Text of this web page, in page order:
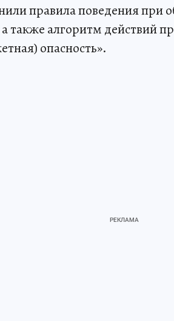
правила поведения при
также алгоритм действий
опасность».